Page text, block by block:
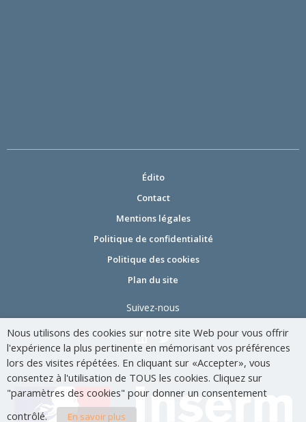
Édito
Contact
Mentions légales
Politique de confidentialité
Politique des cookies
Plan du site
Suivez-nous
Nous utilisons des cookies sur notre site Web pour vous offrir
l'expérience la plus pertinente en mémorisant vos préférences
lors des visites répétées. En cliquant sur «Accepter», vous
consentez à l'utilisation de TOUS les cookies. Cliquez sur
"paramètres des cookies" pour donner un consentement
contrôlé.
En savoir plus